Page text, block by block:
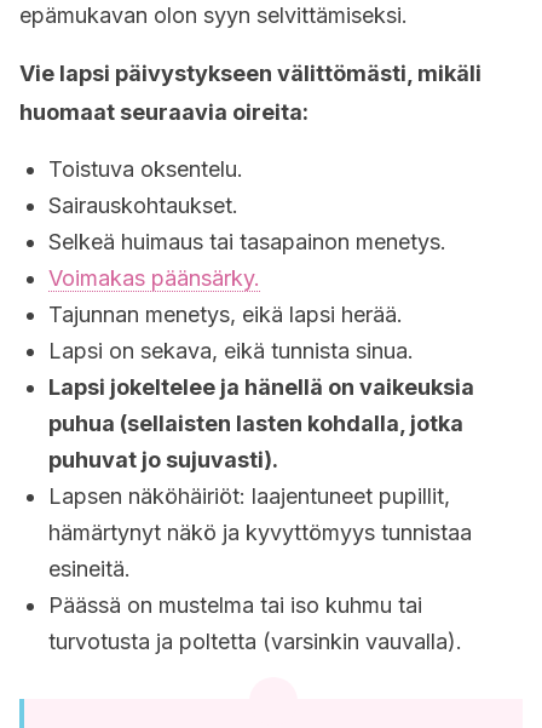
epämukavan olon syyn selvittämiseksi.
Vie lapsi päivystykseen välittömästi, mikäli
huomaat seuraavia oireita:
Toistuva oksentelu.
Sairauskohtaukset.
Selkeä huimaus tai tasapainon menetys.
Voimakas päänsärky.
Tajunnan menetys, eikä lapsi herää.
Lapsi on sekava, eikä tunnista sinua.
Lapsi jokeltelee ja hänellä on vaikeuksia
puhua (sellaisten lasten kohdalla, jotka
puhuvat jo sujuvasti).
Lapsen näköhäiriöt: laajentuneet pupillit,
hämärtynyt näkö ja kyvyttömyys tunnistaa
esineitä.
Päässä on mustelma tai iso kuhmu tai
turvotusta ja poltetta (varsinkin vauvalla).